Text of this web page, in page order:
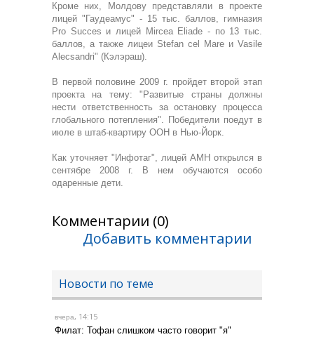
Кроме них, Молдову представляли в проекте
лицей "Гаудеамус" - 15 тыс. баллов, гимназия
Pro Succes и лицей Mircea Eliade - по 13 тыс.
баллов, а также лицеи Stefan cel Mare и Vasile
Alecsandri" (Кэлэраш).
В первой половине 2009 г. пройдет второй этап
проекта на тему: "Развитые страны должны
нести ответственность за остановку процесса
глобального потепления". Победители поедут в
июле в штаб-квартиру ООН в Нью-Йорк.
Как уточняет "Инфотаг", лицей АМН открылся в
сентябре 2008 г. В нем обучаются особо
одаренные дети.
Комментарии (0)
Добавить комментарии
Новости по теме
вчера, 14:15
Филат: Тофан слишком часто говорит "я"